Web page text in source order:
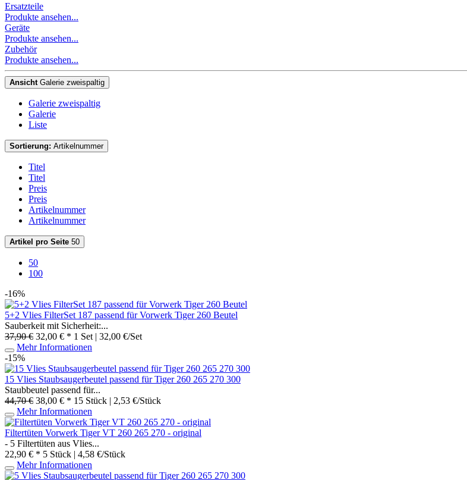
Ersatzteile
Produkte ansehen...
Geräte
Produkte ansehen...
Zubehör
Produkte ansehen...
Ansicht Galerie zweispaltig
Galerie zweispaltig
Galerie
Liste
Sortierung: Artikelnummer
Titel
Titel
Preis
Preis
Artikelnummer
Artikelnummer
Artikel pro Seite 50
50
100
-16%
5+2 Vlies FilterSet 187 passend für Vorwerk Tiger 260 Beutel
Sauberkeit mit Sicherheit:...
37,90 € 32,00 € * 1 Set | 32,00 €/Set
Mehr Informationen
-15%
15 Vlies Staubsaugerbeutel passend für Tiger 260 265 270 300
Staubbeutel passend für...
44,70 € 38,00 € * 15 Stück | 2,53 €/Stück
Mehr Informationen
Filtertüten Vorwerk Tiger VT 260 265 270 - original
- 5 Filtertüten aus Vlies...
22,90 € * 5 Stück | 4,58 €/Stück
Mehr Informationen